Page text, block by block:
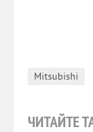
Mitsubishi
ЧИТАЙТЕ